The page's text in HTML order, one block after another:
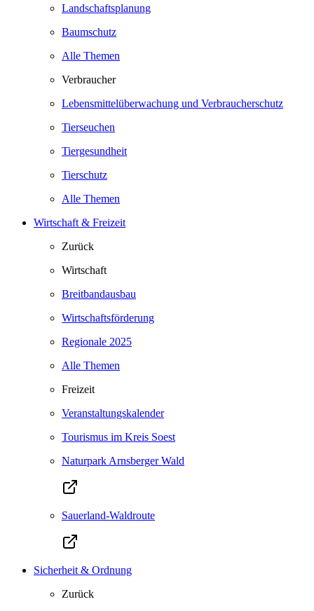
Landschaftsplanung
Baumschutz
Alle Themen
Verbraucher
Lebensmittelüberwachung und Verbraucherschutz
Tierseuchen
Tiergesundheit
Tierschutz
Alle Themen
Wirtschaft & Freizeit
Zurück
Wirtschaft
Breitbandausbau
Wirtschaftsförderung
Regionale 2025
Alle Themen
Freizeit
Veranstaltungskalender
Tourismus im Kreis Soest
Naturpark Arnsberger Wald
Sauerland-Waldroute
Sicherheit & Ordnung
Zurück